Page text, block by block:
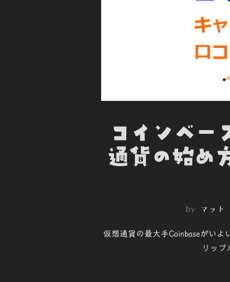
コインベ
通貨の始め
by マット
仮想通貨の最大手Coinbaseがい
リップ